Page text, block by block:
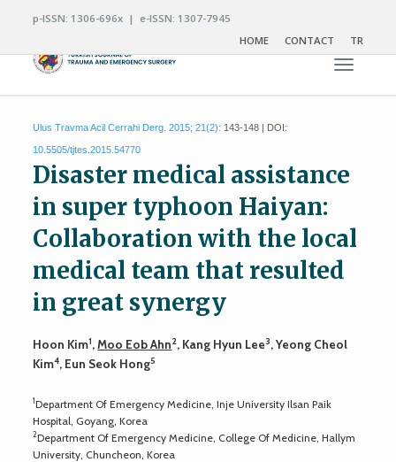
p-ISSN: 1306-696x | e-ISSN: 1307-7945
HOME
CONTACT TR
Toggle
Ulus Travma Acil Cerrahi Derg. 2015; 21(2): 143-148 | DOI:
10.5505/tjtes.2015.54770
Disaster medical assistance
in super typhoon Haiyan:
Collaboration with the local
medical team that resulted
in great synergy
Hoon Kim1,Moo Eob Ahn2, Kang Hyun Lee3, Yeong Cheol
Kim4, Eun Seok Hong5
1Department Of Emergency Medicine, Inje University Ilsan Paik
Hospital, Goyang, Korea
2Department Of Emergency Medicine, College Of Medicine, Hallym
University, Chuncheon, Korea